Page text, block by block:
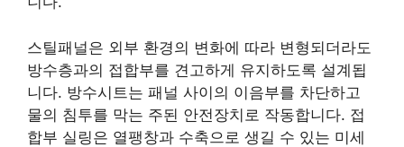
스틸패널은 외부 환경의 변화에 따라 변형되더라도
방수층과의 접합부를 견고하게 유지하도록 설계됩
니다. 방수시트는 패널 사이의 이음부를 차단하고
물의 침투를 막는 주된 안전장치로 작동합니다. 접
합부 실링은 열팽창과 수축으로 생길 수 있는 미세